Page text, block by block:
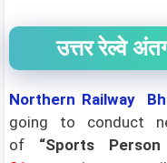
उत्तर रेल्वे
Northern Railway
going to conduct
of “Sports